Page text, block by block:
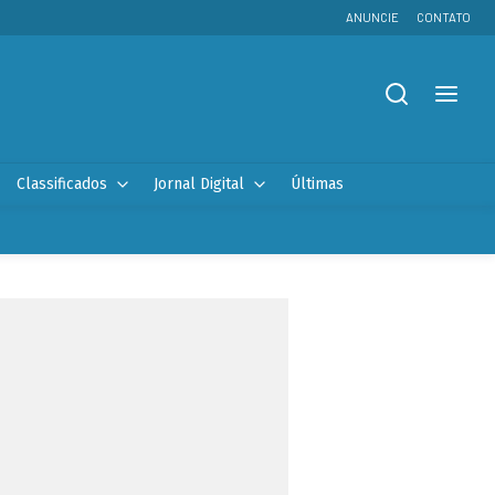
ANUNCIE CONTATO
Classificados Jornal Digital Últimas